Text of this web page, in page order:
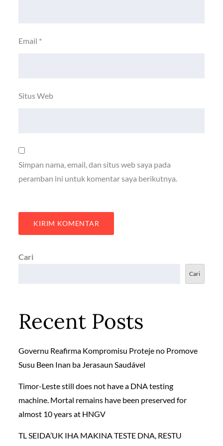
Email *
Situs Web
Simpan nama, email, dan situs web saya pada
peramban ini untuk komentar saya berikutnya.
Cari
Cari
Recent Posts
Governu Reafirma Kompromisu Proteje no Promove
Susu Been Inan ba Jerasaun Saudável
Timor-Leste still does not have a DNA testing
machine. Mortal remains have been preserved for
almost 10 years at HNGV
TL SEIDA’UK IHA MAKINA TESTE DNA, RESTU